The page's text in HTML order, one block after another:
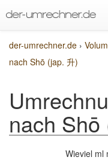
der-umrechner.de ›
nach Shō (jap. 升)
nach Shō
Wieviel ml